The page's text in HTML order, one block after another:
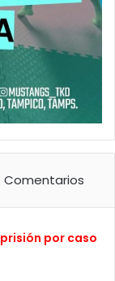
Comentarios
por caso